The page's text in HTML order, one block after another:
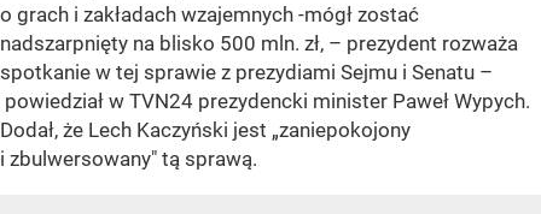
o grach i zakładach wzajemnych -mógł zostać
nadszarpnięty na blisko 500 mln. zł, – prezydent rozważa
spotkanie w tej sprawie z prezydiami Sejmu i Senatu –
powiedział w TVN24 prezydencki minister Paweł Wypych.
Dodał, że Lech Kaczyński jest „zaniepokojony
i zbulwersowany" tą sprawą.